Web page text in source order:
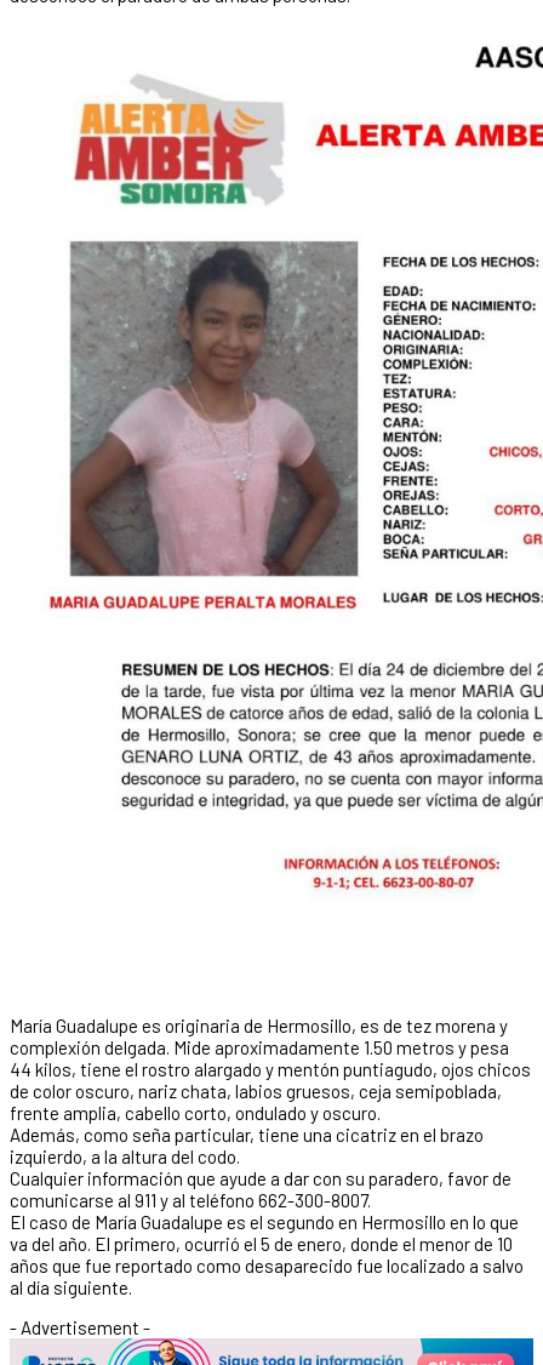
María Guadalupe es originaria de Hermosillo, es de tez morena y
complexión delgada. Mide aproximadamente 1.50 metros y pesa
44 kilos, tiene el rostro alargado y mentón puntiagudo, ojos chicos
de color oscuro, nariz chata, labios gruesos, ceja semipoblada,
frente amplia, cabello corto, ondulado y oscuro.
Además, como seña particular, tiene una cicatriz en el brazo
izquierdo, a la altura del codo.
Cualquier información que ayude a dar con su paradero, favor de
comunicarse al 911 y al teléfono 662-300-8007.
El caso de María Guadalupe es el segundo en Hermosillo en lo que
va del año. El primero, ocurrió el 5 de enero, donde el menor de 10
años que fue reportado como desaparecido fue localizado a salvo
al día siguiente.
- Advertisement -